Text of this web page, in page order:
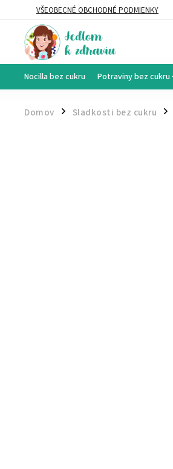
VŠEOBECNÉ OBCHODNÉ PODMIENKY
VEĽKOOBCHOD
Nocilla bez cukru Potraviny bez cukru
Domov / Sladkosti bez cukru /